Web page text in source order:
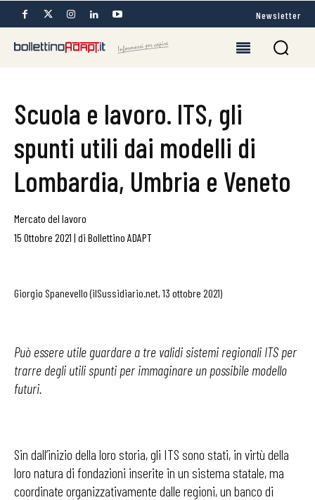
Newsletter
Scuola e lavoro. ITS, gli
spunti utili dai modelli di
Lombardia, Umbria e Veneto
Mercato del lavoro
15 Ottobre 2021 | di Bollettino ADAPT
Giorgio Spanevello (ilSussidiario.net, 13 ottobre 2021)
Può essere utile guardare a tre validi sistemi regionali ITS per
trarre degli utili spunti per immaginare un possibile modello
futuri.
Sin dall’inizio della loro storia, gli ITS sono stati, in virtù della
loro natura di fondazioni inserite in un sistema statale, ma
coordinate organizzativamente dalle regioni, un banco di